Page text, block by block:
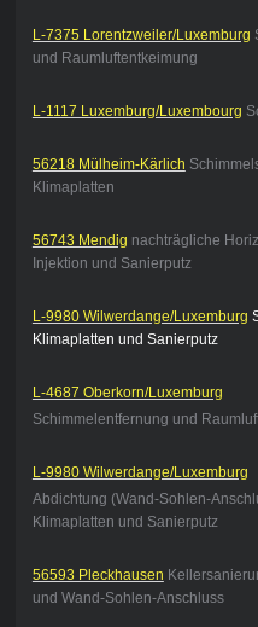
L-7375 Lorentzweiler/Luxemburg
und Raumluftentkeimung
L-1117 Luxemburg/Luxembourg
56218 Mülheim-Kärlich
Klimaplatten
56743 Mendig nachträgliche
Injektion und Sanierputz
L-9980 Wilwerdange/Luxemburg
Klimaplatten und Sanierputz
L-4687 Oberkorn/Luxemburg
Schimmelentfernung und
L-9980 Wilwerdange/Luxemburg
Abdichtung (Wand-Sohlen-
Klimaplatten und Sanierputz
56593 Pleckhausen
und Wand-Sohlen-Anschluss